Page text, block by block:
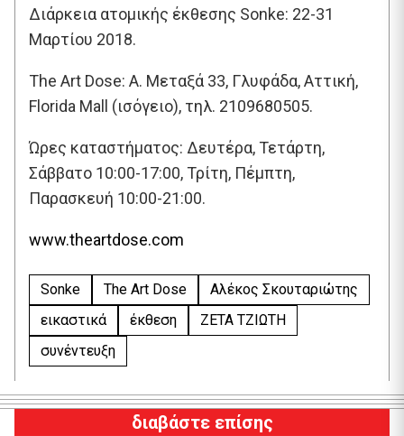
Διάρκεια ατομικής έκθεσης Sonke: 22-31
Μαρτίου 2018.
The Art Dose: Α. Μεταξά 33, Γλυφάδα, Αττική,
Florida Mall (ισόγειο), τηλ. 2109680505.
Ώρες καταστήματος: Δευτέρα, Τετάρτη,
Σάββατο 10:00-17:00, Τρίτη, Πέμπτη,
Παρασκευή 10:00-21:00.
www.theartdose.com
Sonke The Art Dose
Αλέκος Σκουταριώτης
εικαστικά
έκθεση
ΖΕΤΑ ΤΖΙΩΤΗ
συνέντευξη
διαβάστε επίσης